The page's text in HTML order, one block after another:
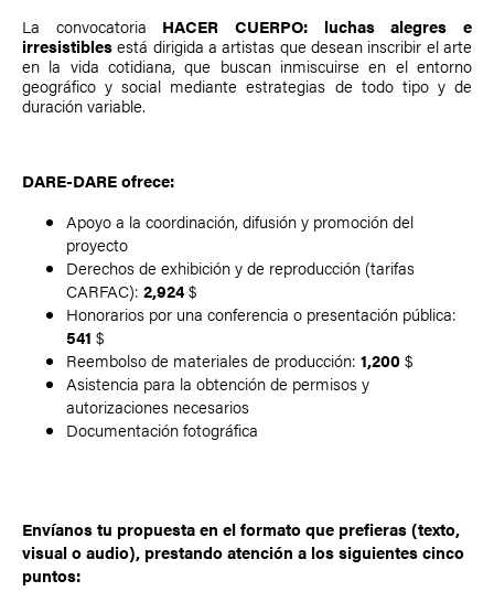
La convocatoria HACER CUERPO: luchas alegres e
irresistiblesestá dirigida a artistas que desean inscribir el arte
en la vida cotidiana, que buscan inmiscuirse en el entorno
geográfico y social mediante estrategias de todo tipo y de
duración variable.
DARE-DARE ofrece:
Apoyo a la coordinación, difusión y promoción del
proyecto
Derechos de exhibición y de reproducción (tarifas
CARFAC): 2,924$
Honorarios por una conferencia o presentación pública:
541 $
Reembolso de materiales de producción: 1,200$
Asistencia para la obtención de permisos y
autorizaciones necesarios
Documentación fotográfica
Envíanos tu propuesta en el formato que prefieras (texto,
visual o audio), prestando atención a los siguientes cinco
puntos: